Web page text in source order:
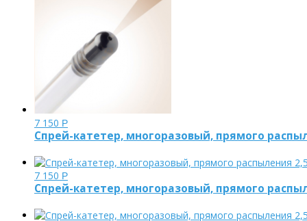
7 150 Р
Спрей-катетер, многоразовый, прямого
7 150 Р
Спрей-катетер, многоразовый, прямого